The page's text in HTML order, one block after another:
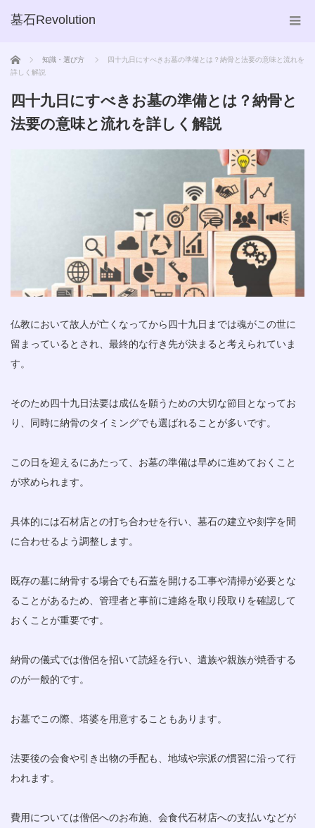
墓石Revolution
ホーム 知識・選び方
四十九日にすべきお墓の準備とは？納骨と法要の意味と流れを
詳しく解説
四十九日にすべきお墓の準備とは？納骨と
法要の意味と流れを詳しく解説
仏教において故人が亡くなってから四十九日までは魂がこの世に
留まっているとされ、最終的な行き先が決まると考えられていま
す。
そのため四十九日法要は成仏を願うための大切な節目となってお
り、同時に納骨のタイミングでも選ばれることが多いです。
この日を迎えるにあたって、お墓の準備は早めに進めておくこと
が求められます。
具体的には石材店との打ち合わせを行い、墓石の建立や刻字を間
に合わせるよう調整します。
既存の墓に納骨する場合でも石蓋を開ける工事や清掃が必要とな
ることがあるため、管理者と事前に連絡を取り段取りを確認して
おくことが重要です。
納骨の儀式では僧侶を招いて読経を行い、遺族や親族が焼香する
のが一般的です。
お墓でこの際、塔婆を用意することもあります。
法要後の会食や引き出物の手配も、地域や宗派の慣習に沿って行
われます。
費用については僧侶へのお布施、会食代石材店への支払いなどが